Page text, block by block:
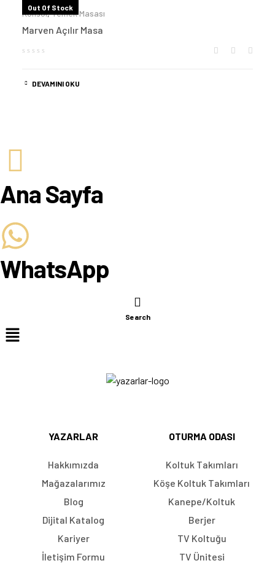
Out Of Stock
Konsol,Yemek Masası
Marven Açılır Masa
DEVAMINI OKU
Ana Sayfa
WhatsApp
Search
YAZARLAR
Hakkımızda
Mağazalarımız
Blog
Dijital Katalog
Kariyer
İletişim Formu
OTURMA ODASI
Koltuk Takımları
Köşe Koltuk Takımları
Kanepe/Koltuk
Berjer
TV Koltuğu
TV Ünitesi